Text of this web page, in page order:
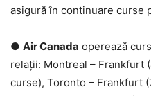
asigură în continuare curse
● Air Canada operează
relații: Montreal – Frankfurt
curse), Toronto – Frankfurt